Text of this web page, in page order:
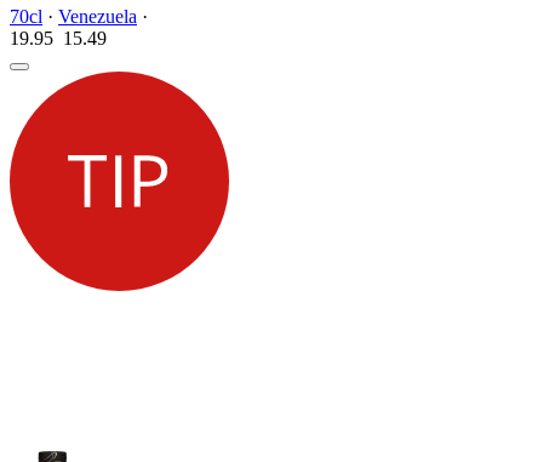
70cl · Venezuela ·
19.95 15.49